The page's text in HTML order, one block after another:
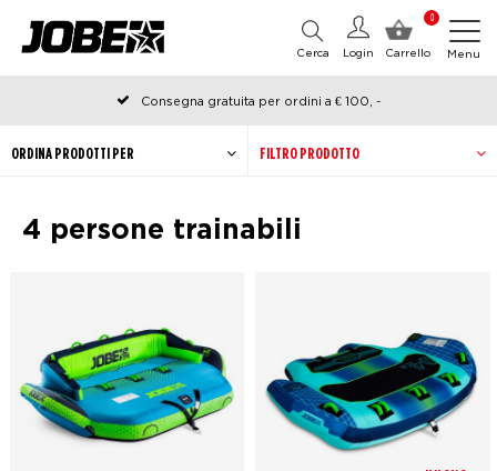
0
Carrello
Login
Cerca Menu
Consegna gratuita per ordini a € 100, -
Ordinato prima delle 12:00 nei giorni lavorativi, spedito lo stesso
giornoFILTRO PRODOTTO
4 persone trainabili
ORDINA PRODOTTI PER